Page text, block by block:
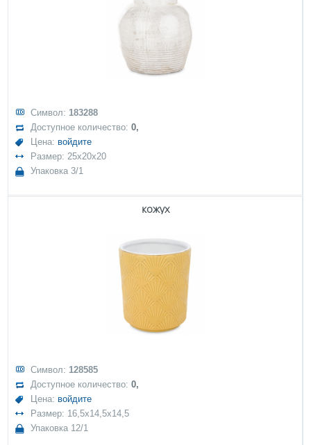
Символ: 183288
Доступное количество:0,
Цена: войдите
Размер: 25x20x20
Упаковка 3/1
кожух
Символ: 128585
Доступное количество:0,
Цена: войдите
Размер: 16,5x14,5x14,5
Упаковка 12/1